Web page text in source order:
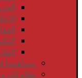
مساهمتنا
نظام